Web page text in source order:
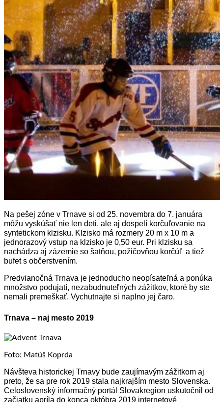
Tipy
Výlet
Turistika
Cyklistika
Hrady
Podujatia
Výstava
Galéria
Folklór
Ubytovanie
Pobyty
Wellness
Gastro
Kaviarne
Kultúra a tradície
Kúpele
Šport a agroturistika
Školstvo
Ekonomika obchod a doprava
Na pešej zóne v Trnave si od 25. novembra do 7. januára
môžu vyskúšať nie len deti, ale aj dospelí korčuľovanie na
syntetickom klzisku. Klzisko má rozmery 20 m x 10 m a
jednorazový vstup na klzisko je 0,50 eur. Pri klzisku sa
nachádza aj zázemie so šatňou, požičovňou korčúľ a tiež
bufet s občerstvením.
Predvianočná Trnava je jednoducho neopísateľná a ponúka
množstvo podujatí, nezabudnuteľných zážitkov, ktoré by ste
nemali premeškať. Vychutnajte si naplno jej čaro.
Trnava – naj mesto 2019
Foto: Matúš Koprda
Návšteva historickej Trnavy bude zaujímavým zážitkom aj
preto, že sa pre rok 2019 stala najkrajším mesto Slovenska.
Celoslovenský informačný portál Slovakregion uskutočnil od
začiatku apríla do konca októbra 2019 internetové